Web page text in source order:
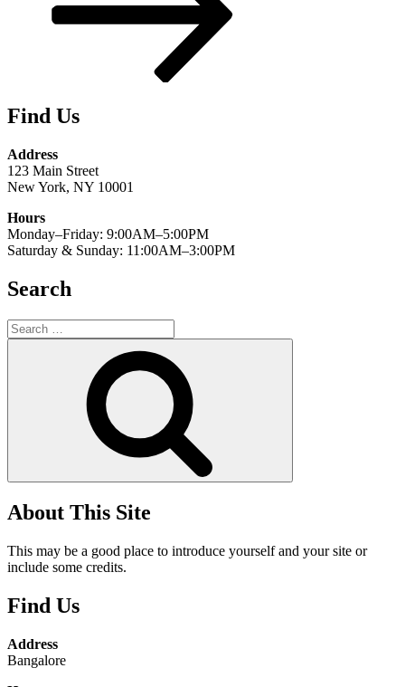
Find Us
Address
123 Main Street
New York, NY 10001
Hours
Monday–Friday: 9:00AM–5:00PM
Saturday & Sunday: 11:00AM–3:00PM
Search
Search
for:
About This Site
This may be a good place to introduce yourself and your site or
include some credits.
Find Us
Address
Bangalore